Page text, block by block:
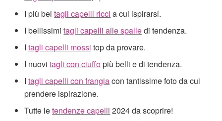
I più beitagli capelli ricci a cui ispirarsi.
I bellissimitagli capelli alle spalledi tendenza.
Itagli capelli mossi top da provare.
I nuovitagli con ciuffopiù belli e di tendenza.
Itagli capelli con frangiacon tantissime foto da cui
prendere ispirazione.
Tutte letendenze capelli 2024 da scoprire!